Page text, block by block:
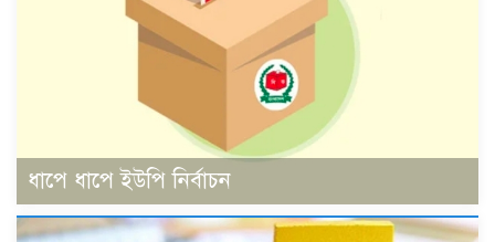
ধাপে ধাপে ইউপি নির্বাচন